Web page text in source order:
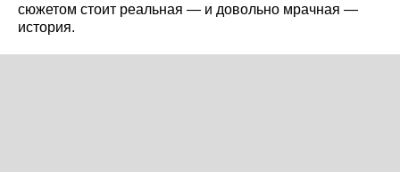
сюжетом стоит реальная — и довольно мрачная —
история.